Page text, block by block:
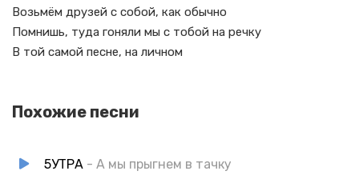
Возьмём друзей с собой, как обычно
Помнишь, туда гоняли мы с тобой на речку
В той самой песне, на личном
Похожие песни
5УТРА - А мы прыгнем в тачку